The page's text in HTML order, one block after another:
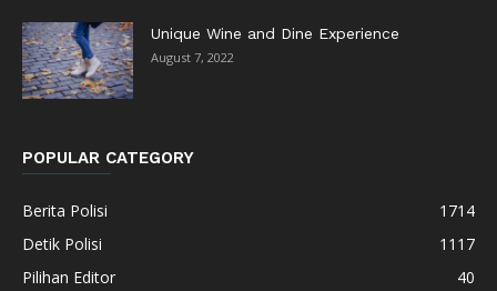
Unique Wine and Dine Experience
August 7, 2022
POPULAR CATEGORY
Berita Polisi
1714
Detik Polisi
1117
Pilihan Editor
40